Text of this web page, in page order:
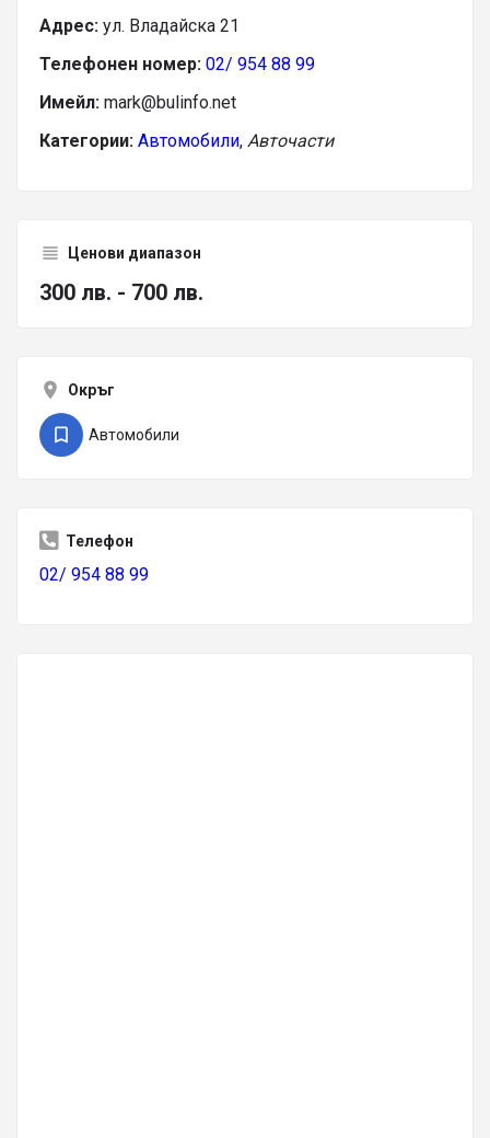
Адрес: ул. Владайска 21
Телефонен номер: 02/ 954 88 99
Имейл: mark@bulinfo.net
Категории: Автомобили, Авточасти
Ценови диапазон
300 лв. - 700 лв.
Окръг
Автомобили
Телефон
02/ 954 88 99